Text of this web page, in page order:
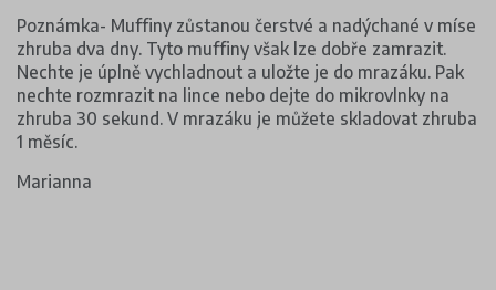
Poznámka- Muffiny zůstanou čerstvé a nadýchané v míse
zhruba dva dny. Tyto muffiny však lze dobře zamrazit.
Nechte je úplně vychladnout a uložte je do mrazáku. Pak
nechte rozmrazit na lince nebo dejte do mikrovlnky na
zhruba 30 sekund. V mrazáku je můžete skladovat zhruba
1 měsíc.
Marianna